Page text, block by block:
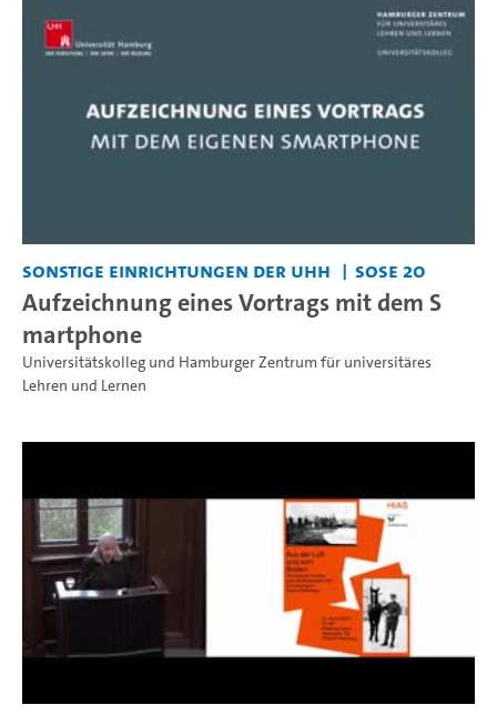
Sonstige Einrichtungen der UHH SoSe 20
Aufzeichnung eines Vortrags mit dem S
martphone
Universitätskolleg und Hamburger Zentrum für universitäres
Lehren und Lernen